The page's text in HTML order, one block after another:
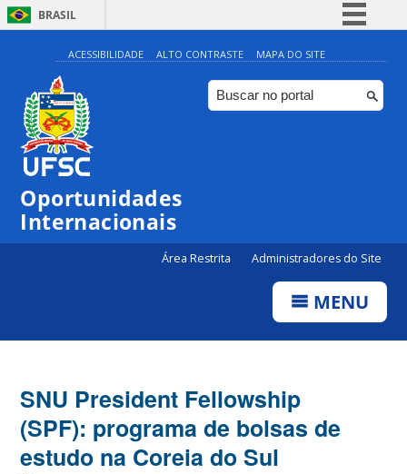
BRASIL
Simplifique!
Comunica BR
Participe
ACESSIBILIDADE ALTO CONTRASTE MAPA DO SITE
Oportunidades
Internacionais
Área Restrita Administradores do Site
MENU
SNU President Fellowship
(SPF): programa de bolsas de
estudo na Coreia do Sul